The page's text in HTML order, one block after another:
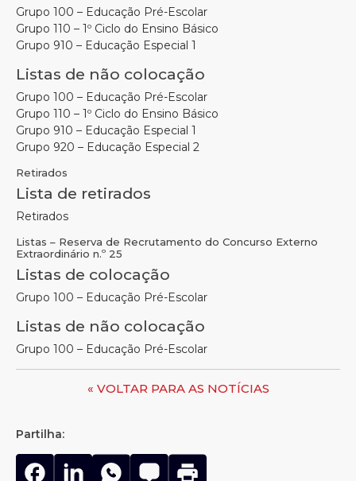
Grupo 100 – Educação Pré-Escolar
Grupo 110 – 1º Ciclo do Ensino Básico
Grupo 910 – Educação Especial 1
Listas de não colocação
Grupo 100 – Educação Pré-Escolar
Grupo 110 – 1º Ciclo do Ensino Básico
Grupo 910 – Educação Especial 1
Grupo 920 – Educação Especial 2
Retirados
Lista de retirados
Retirados
Listas – Reserva de Recrutamento do Concurso Externo
Extraordinário n.º 25
Listas de colocação
Grupo 100 – Educação Pré-Escolar
Listas de não colocação
Grupo 100 – Educação Pré-Escolar
« VOLTAR PARA AS NOTÍCIAS
Partilha: